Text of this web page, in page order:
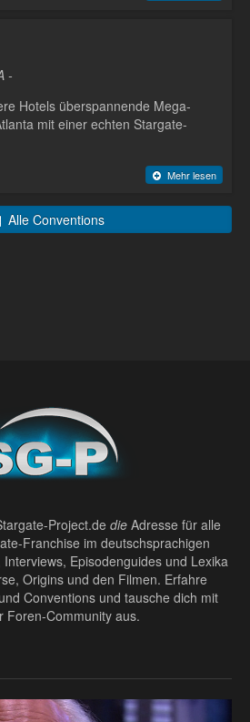
-
Hotels überspannende Mega-
mit einer echten Stargate-
Mehr lesen
Alle Conventions
Project.de die Adresse für alle
Franchise im deutschsprachigen
Episodenguides und Lexika
Origins und den Filmen. Erfahre
Conventions und tausche dich mit
Foren-Community aus.